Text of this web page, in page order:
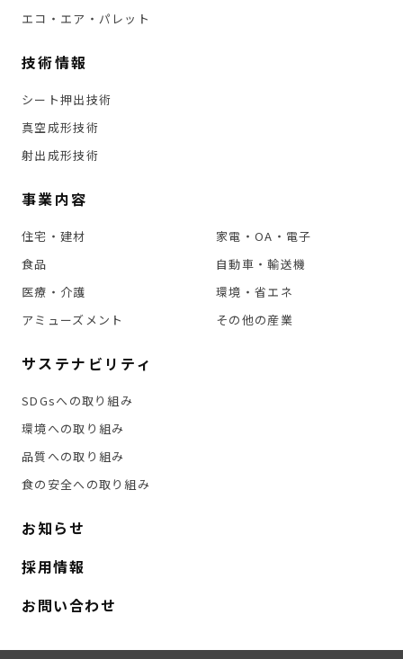
エコ・エア・パレット
技術情報
シート押出技術
真空成形技術
射出成形技術
事業内容
住宅・建材
家電・OA・電子
食品
自動車・輸送機
医療・介護
環境・省エネ
アミューズメント
その他の産業
サステナビリティ
SDGsへの取り組み
環境への取り組み
品質への取り組み
食の安全への取り組み
お知らせ
採用情報
お問い合わせ